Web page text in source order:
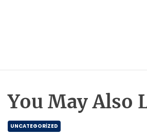
You May Also
UNCATEGORIZED